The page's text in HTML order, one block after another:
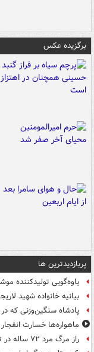
برگزیده عکس
پربازدیدترین ها
یاوه‌گویی تولیدکننده
بیانیه خانواده شهید
پادشاه سنگین‌وزنی که
ماهواره‌ها خسارت
راز مرگ مرد ۷۲ ساله در تهرانپارس فاش شد